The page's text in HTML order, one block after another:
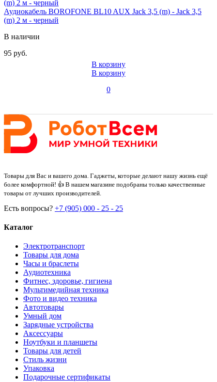
Аудиокабель BOROFONE BL10 AUX Jack 3,5 (m) - Jack 3,5
(m) 2 м - черный
В наличии
95 руб.
В корзину
В корзину
0
Товары для Вас и вашего дома. Гаджеты, которые делают нашу жизнь ещё
более комфортной! 👍 В нашем магазине подобраны только качественные
товары от лучших производителей.
Есть вопросы? +7 (905) 000 - 25 - 25
Каталог
Электротранспорт
Товары для дома
Часы и браслеты
Аудиотехника
Фитнес, здоровье, гигиена
Мультимедийная техника
Фото и видео техника
Автотовары
Умный дом
Зарядные устройства
Аксессуары
Ноутбуки и планшеты
Товары для детей
Стиль жизни
Упаковка
Подарочные сертификаты